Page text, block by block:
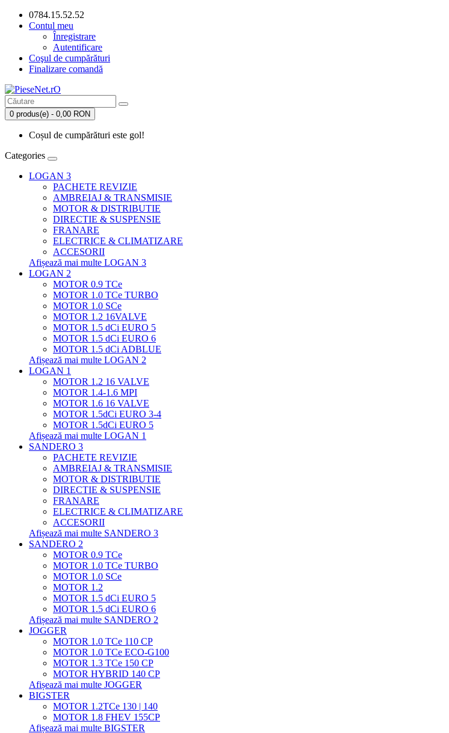
0784.15.52.52
Contul meu
Înregistrare
Autentificare
Coşul de cumpărături
Finalizare comandă
0 produs(e) - 0,00 RON
Coșul de cumpărături este gol!
Categories
LOGAN 3
PACHETE REVIZIE
AMBREIAJ & TRANSMISIE
MOTOR & DISTRIBUTIE
DIRECTIE & SUSPENSIE
FRANARE
ELECTRICE & CLIMATIZARE
ACCESORII
Afișează mai multe LOGAN 3
LOGAN 2
MOTOR 0.9 TCe
MOTOR 1.0 TCe TURBO
MOTOR 1.0 SCe
MOTOR 1.2 16VALVE
MOTOR 1.5 dCi EURO 5
MOTOR 1.5 dCi EURO 6
MOTOR 1.5 dCi ADBLUE
Afișează mai multe LOGAN 2
LOGAN 1
MOTOR 1.2 16 VALVE
MOTOR 1.4-1.6 MPI
MOTOR 1.6 16 VALVE
MOTOR 1.5dCi EURO 3-4
MOTOR 1.5dCi EURO 5
Afișează mai multe LOGAN 1
SANDERO 3
PACHETE REVIZIE
AMBREIAJ & TRANSMISIE
MOTOR & DISTRIBUTIE
DIRECTIE & SUSPENSIE
FRANARE
ELECTRICE & CLIMATIZARE
ACCESORII
Afișează mai multe SANDERO 3
SANDERO 2
MOTOR 0.9 TCe
MOTOR 1.0 TCe TURBO
MOTOR 1.0 SCe
MOTOR 1.2
MOTOR 1.5 dCi EURO 5
MOTOR 1.5 dCi EURO 6
Afișează mai multe SANDERO 2
JOGGER
MOTOR 1.0 TCe 110 CP
MOTOR 1.0 TCe ECO-G100
MOTOR 1.3 TCe 150 CP
MOTOR HYBRID 140 CP
Afișează mai multe JOGGER
BIGSTER
MOTOR 1.2TCe 130 | 140
MOTOR 1.8 FHEV 155CP
Afișează mai multe BIGSTER